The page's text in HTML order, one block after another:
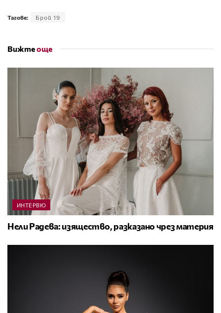
Тагове: Брой 19
Вижтеоще
ИНТЕРВЮ
Нели Радева: изящество, разказано чрез материя